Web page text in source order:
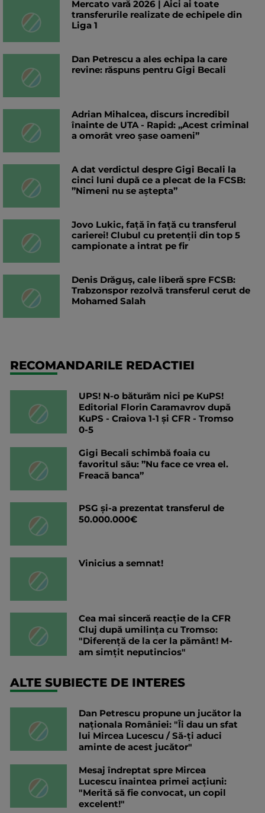
Mercato vară 2026 | Aici ai toate
transferurile realizate de echipele din
Liga 1
Dan Petrescu a ales echipa la care
revine: răspuns pentru Gigi Becali
Adrian Mihalcea, discurs incredibil
înainte de UTA - Rapid: „Acest criminal
a omorât vreo șase oameni”
A dat verdictul despre Gigi Becali la
cinci luni după ce a plecat de la FCSB:
”Nimeni nu se aștepta”
Jovo Lukic, față în față cu transferul
carierei! Clubul cu pretenții din top 5
campionate a intrat pe fir
Denis Drăguș, cale liberă spre FCSB:
Trabzonspor rezolvă transferul cerut de
Mohamed Salah
RECOMANDARILE REDACTIEI
UPS! N-o băturăm nici pe KuPS!
Editorial Florin Caramavrov după
KuPS - Craiova 1-1 și CFR - Tromso
0-5
Gigi Becali schimbă foaia cu
favoritul său: ”Nu face ce vrea el.
Freacă banca”
PSG și-a prezentat transferul de
50.000.000€
Vinicius a semnat!
Cea mai sinceră reacție de la CFR
Cluj după umilința cu Tromso:
"Diferență de la cer la pământ! M-
am simțit neputincios"
ALTE SUBIECTE DE INTERES
Dan Petrescu propune un jucător la
naționala României: "Îi dau un sfat
lui Mircea Lucescu / Să-ți aduci
aminte de acest jucător"
Mesaj îndreptat spre Mircea
Lucescu înaintea primei acțiuni:
"Merită să fie convocat, un copil
excelent!"